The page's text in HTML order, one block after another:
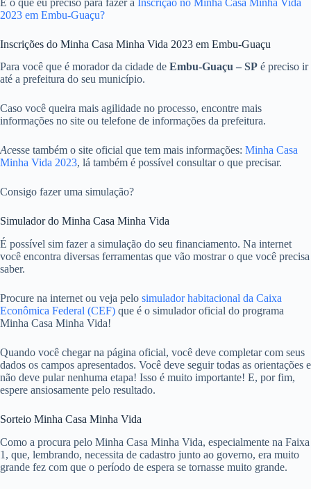
2023 em Embu-Guaçu?
Inscrições do Minha Casa Minha Vida 2023 em Embu-Guaçu
Para você que é morador da cidade de Embu-Guaçu – SP é preciso ir
até a prefeitura do seu município.
Caso você queira mais agilidade no processo, encontre mais
informações no site ou telefone de informações da prefeitura.
Acesse também o site oficial que tem mais informações: Minha Casa
Minha Vida 2023, lá também é possível consultar o que precisar.
Consigo fazer uma simulação?
Simulador do Minha Casa Minha Vida
É possível sim fazer a simulação do seu financiamento. Na internet
você encontra diversas ferramentas que vão mostrar o que você precisa
saber.
Procure na internet ou veja pelo simulador habitacional da Caixa
Econômica Federal (CEF) que é o simulador oficial do programa
Minha Casa Minha Vida!
Quando você chegar na página oficial, você deve completar com seus
dados os campos apresentados. Você deve seguir todas as orientações e
não deve pular nenhuma etapa! Isso é muito importante! E, por fim,
espere ansiosamente pelo resultado.
Sorteio Minha Casa Minha Vida
Como a procura pelo Minha Casa Minha Vida, especialmente na Faixa
1, que, lembrando, necessita de cadastro junto ao governo, era muito
grande fez com que o período de espera se tornasse muito grande.